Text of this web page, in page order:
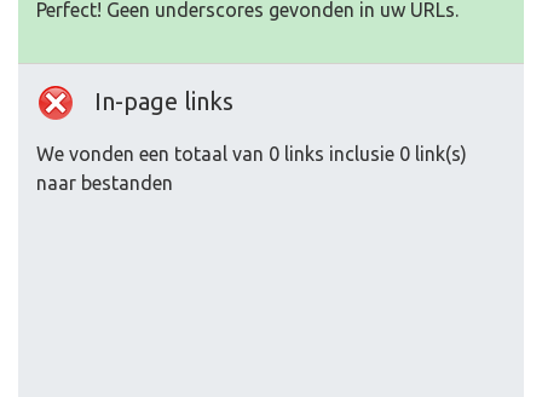
Perfect! Geen underscores gevonden in uw URLs.
In-page links
We vonden een totaal van 0 links inclusie 0 link(s)
naar bestanden